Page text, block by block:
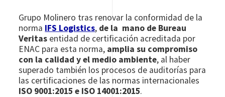
Grupo Molinero tras renovar la conformidad de la
norma IFS Logistics, de la mano de Bureau
Veritas entidad de certificación acreditada por
ENAC para esta norma, amplia su compromiso
con la calidad y el medio ambiente, al haber
superado también los procesos de auditorías para
las certificaciones de las normas internacionales
ISO 9001:2015 e ISO 14001:2015.